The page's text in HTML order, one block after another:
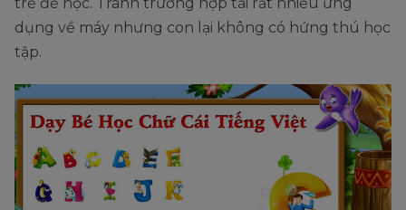
dụng về máy nhưng con lại không có hứng thú học
tập.